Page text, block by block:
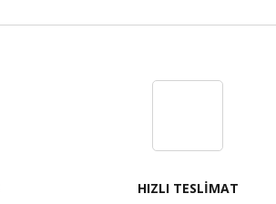
HIZLI TESLİMAT